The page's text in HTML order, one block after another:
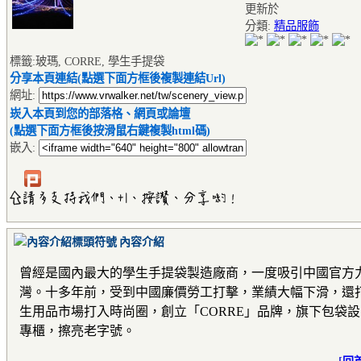
更新於
分類: 精品服飾
標籤:玻瑪, CORRE, 學生手提袋
分享本頁連結(點選下面方框後複製連結Url)
網址:
崁入本頁到您的部落格、網頁或論壇
(點選下面方框後按滑鼠右鍵複製html碼)
嵌入:
內容介紹
曾經是國內最大的學生手提袋製造廠商，一度吸引中國官
灣。十多年前，受到中國廉價勞工打擊，業績大幅下滑，
生用品市場打入時尚圈，創立「 CORRE 」品牌，旗下包袋
專櫃，擦亮老字號。